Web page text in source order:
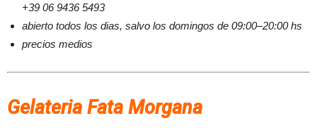
+39 06 9436 5493
abierto todos los dias, salvo los domingos de 09:00–20:00 hs
precios medios
Gelateria Fata Morgana